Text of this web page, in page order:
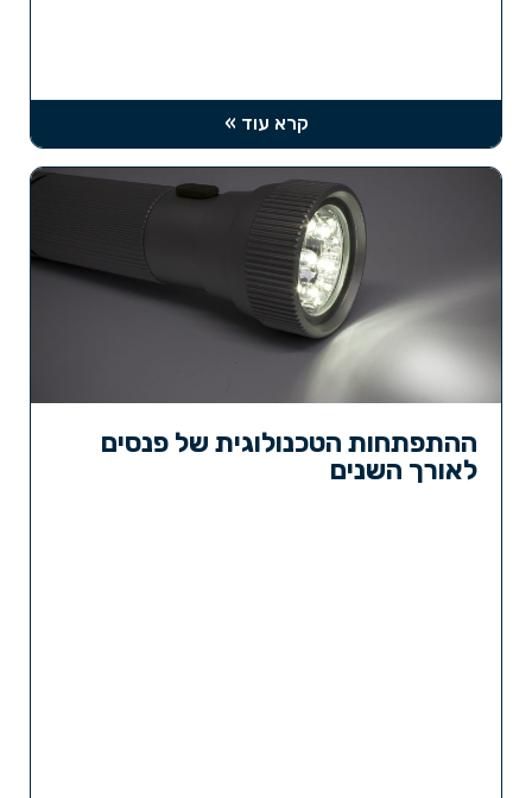
קרא עוד »
ההתפתחות הטכנולוגית של פנסים
לאורך השנים